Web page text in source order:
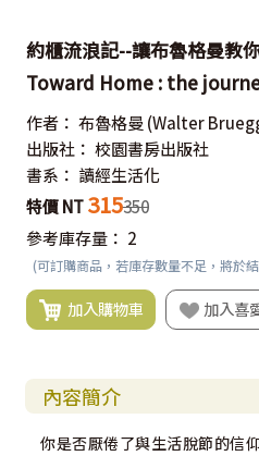
約櫃流浪記--讓布魯格曼教
Toward Home : the
作者： 布魯格曼 (Walter
出版社： 校園書房出版社
書系： 讀經生活化
特價 NT 315350
參考庫存量： 2
(可訂購商品，若庫存數量不足，將於
加入購物車 加入喜
內容簡介
你是否厭倦了與生活脫節的信